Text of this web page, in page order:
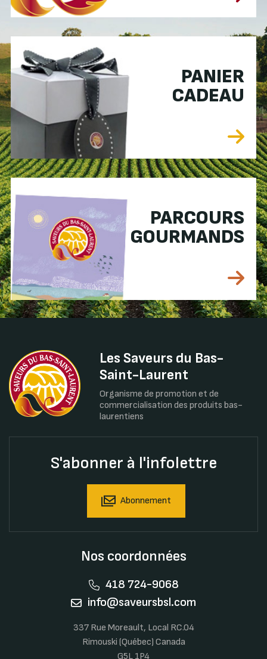
PANIER
CADEAU
PARCOURS
GOURMANDS
Les Saveurs du Bas-
Saint-Laurent
Organisme de promotion et de
commercialisation des produits bas-
laurentiens
S'abonner à l'infolettre
Abonnement
Nos coordonnées
418 724-9068
info@saveursbsl.com
337 Rue Moreault, Local RC.04
Rimouski (Québec) Canada
G5L 1P4